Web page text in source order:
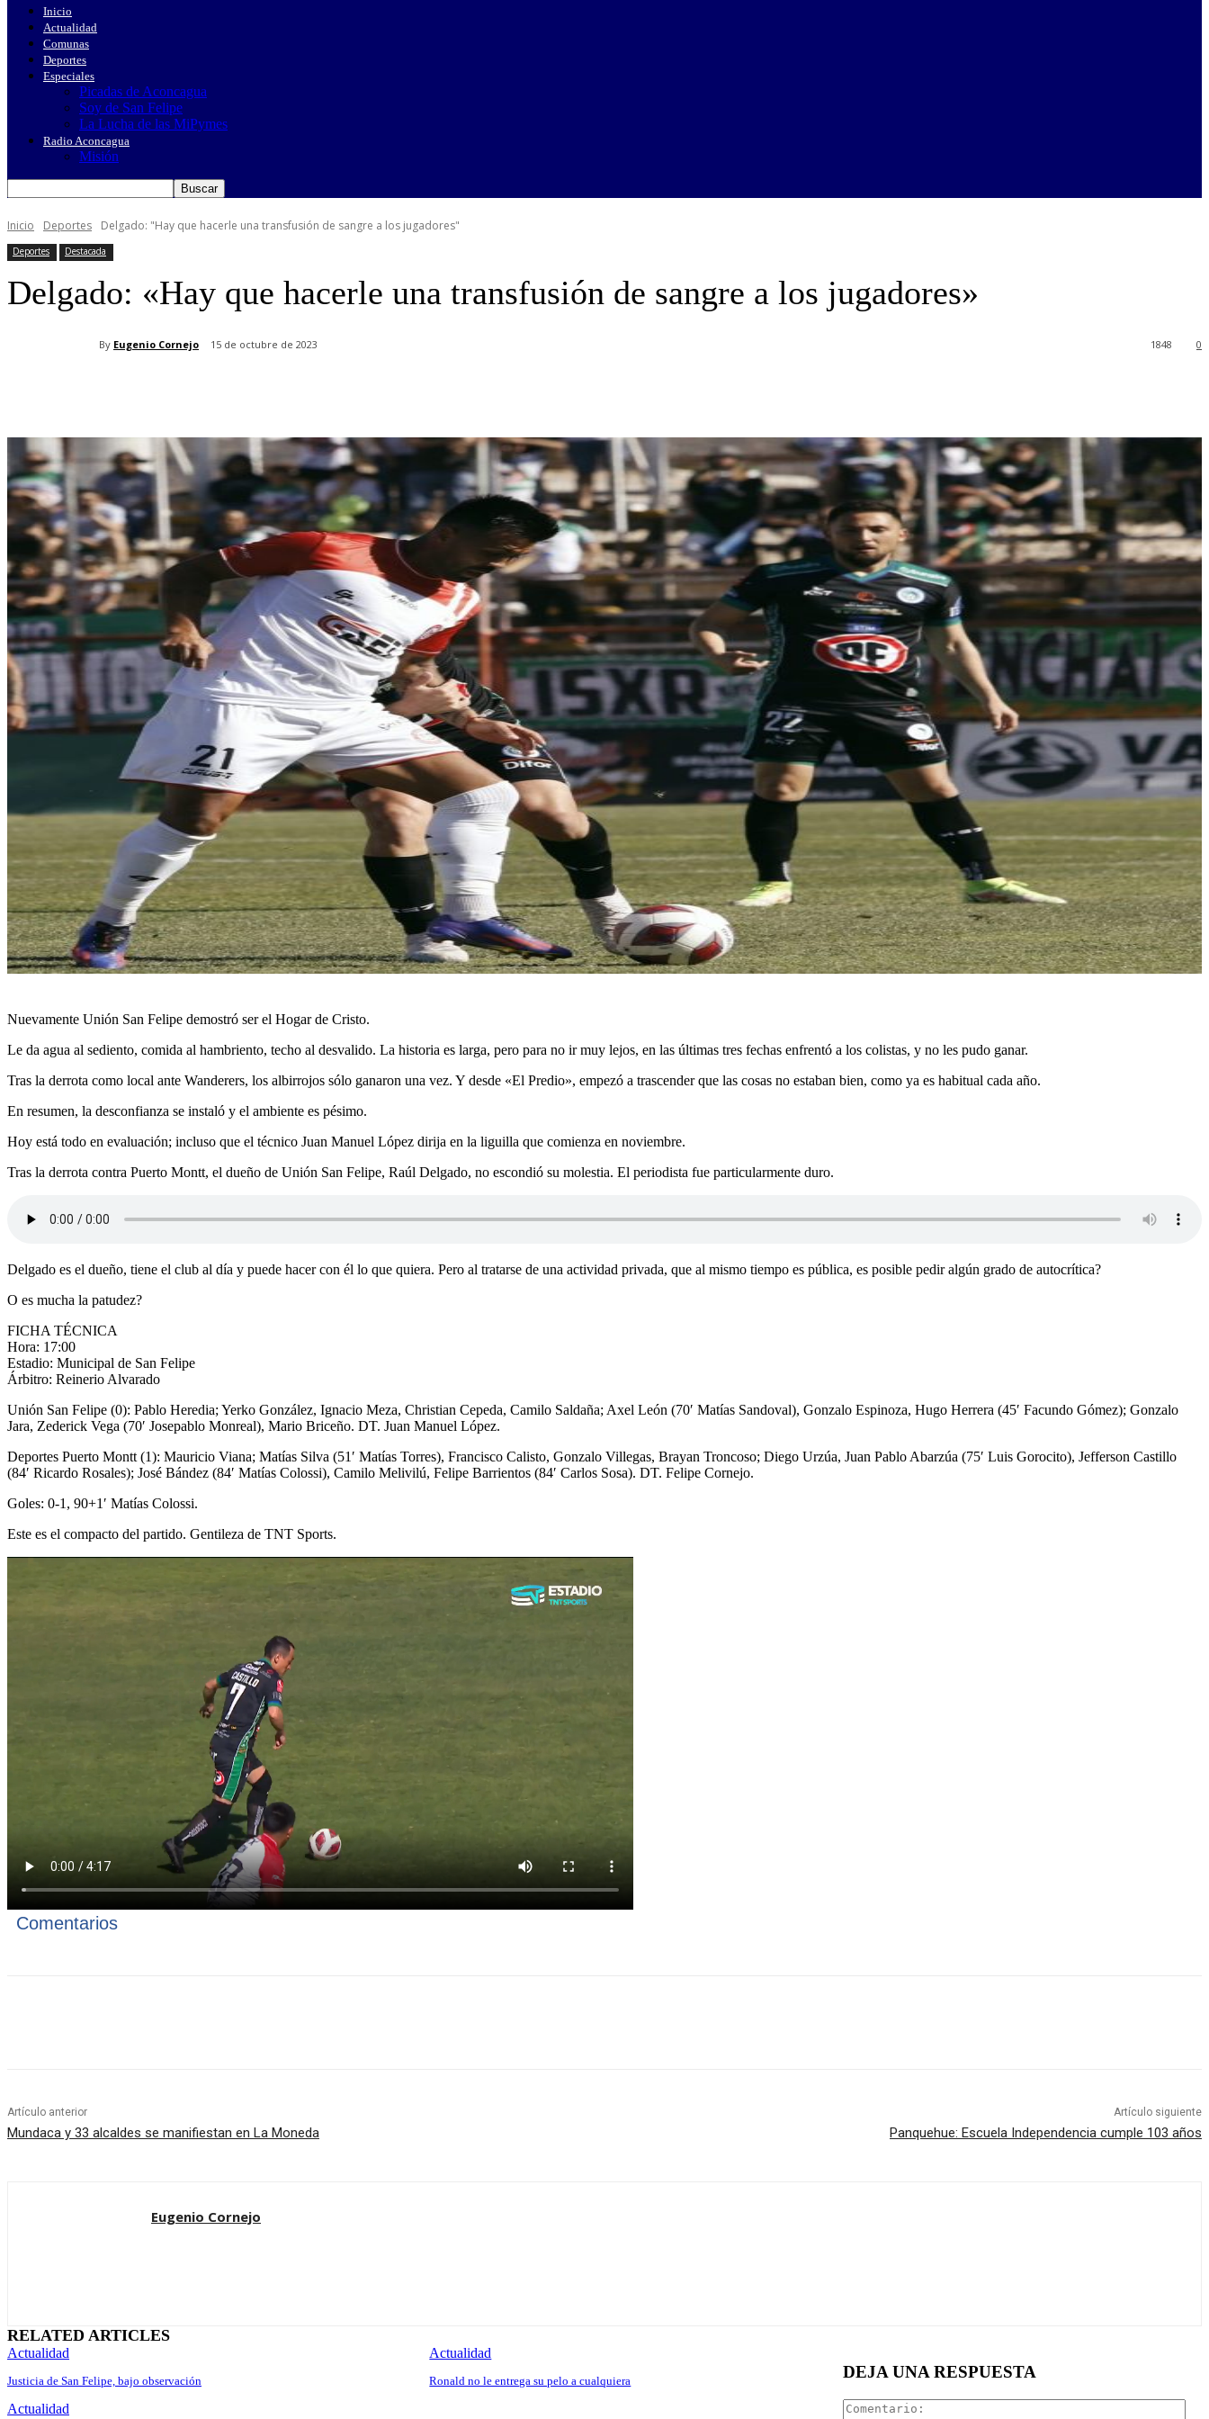
Inicio
Actualidad
Comunas
Deportes
Especiales
Picadas de Aconcagua
Soy de San Felipe
La Lucha de las MiPymes
Radio Aconcagua
Misión
Inicio Deportes Delgado: "Hay que hacerle una transfusión de sangre a los jugadores"
Deportes Destacada
Delgado: «Hay que hacerle una transfusión de sangre a los jugadores»
By Eugenio Cornejo 15 de octubre de 2023 0
1848
Nuevamente Unión San Felipe demostró ser el Hogar de Cristo.
Le da agua al sediento, comida al hambriento, techo al desvalido. La historia es larga, pero para no ir muy lejos, en las últimas tres fechas enfrentó a los colistas, y no les pudo ganar.
Tras la derrota como local ante Wanderers, los albirrojos sólo ganaron una vez. Y desde «El Predio», empezó a trascender que las cosas no estaban bien, como ya es habitual cada año.
En resumen, la desconfianza se instaló y el ambiente es pésimo.
Hoy está todo en evaluación; incluso que el técnico Juan Manuel López dirija en la liguilla que comienza en noviembre.
Tras la derrota contra Puerto Montt, el dueño de Unión San Felipe, Raúl Delgado, no escondió su molestia. El periodista fue particularmente duro.
Delgado es el dueño, tiene el club al día y puede hacer con él lo que quiera. Pero al tratarse de una actividad privada, que al mismo tiempo es pública, es posible pedir algún grado de autocrítica?
O es mucha la patudez?
FICHA TÉCNICA
Hora: 17:00
Estadio: Municipal de San Felipe
Árbitro: Reinerio Alvarado
Unión San Felipe (0): Pablo Heredia; Yerko González, Ignacio Meza, Christian Cepeda, Camilo Saldaña; Axel León (70′ Matías Sandoval), Gonzalo Espinoza, Hugo Herrera (45′ Facundo Gómez); Gonzalo
Jara, Zederick Vega (70′ Josepablo Monreal), Mario Briceño. DT. Juan Manuel López.
Deportes Puerto Montt (1): Mauricio Viana; Matías Silva (51′ Matías Torres), Francisco Calisto, Gonzalo Villegas, Brayan Troncoso; Diego Urzúa, Juan Pablo Abarzúa (75′ Luis Gorocito), Jefferson Castillo
(84′ Ricardo Rosales); José Bández (84′ Matías Colossi), Camilo Melivilú, Felipe Barrientos (84′ Carlos Sosa). DT. Felipe Cornejo.
Goles: 0-1, 90+1′ Matías Colossi.
Este es el compacto del partido. Gentileza de TNT Sports.
Comentarios
Artículo anterior
Mundaca y 33 alcaldes se manifiestan en La Moneda
Artículo siguiente
Panquehue: Escuela Independencia cumple 103 años
Eugenio Cornejo
RELATED ARTICLES
Actualidad
Justicia de San Felipe, bajo observación
Actualidad
Ronald no le entrega su pelo a cualquiera
Actualidad
DEJA UNA RESPUESTA